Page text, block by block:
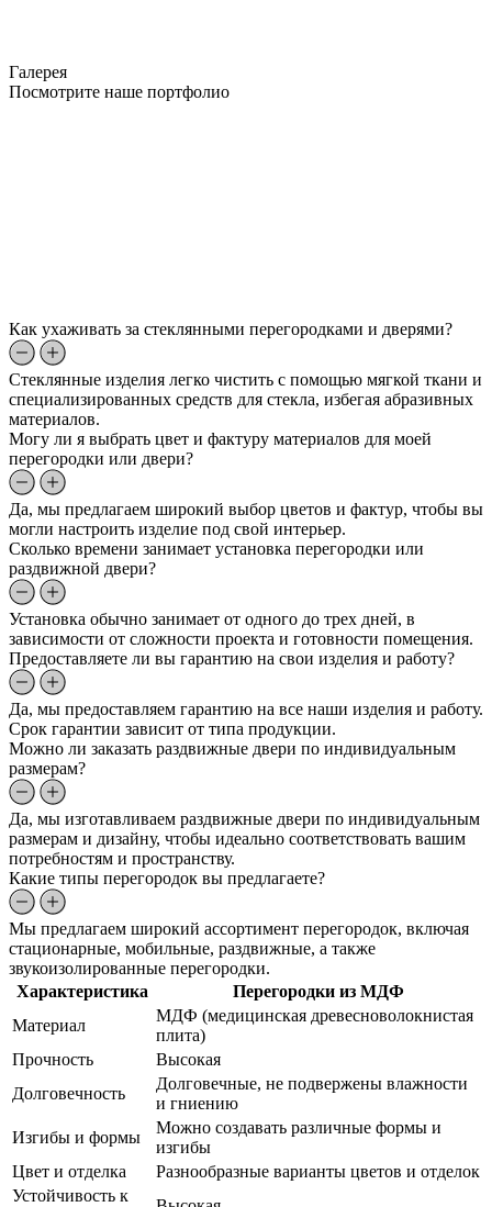
Галерея
Посмотрите наше портфолио
Как ухаживать за стеклянными перегородками и дверями?
Стеклянные изделия легко чистить с помощью мягкой ткани и
специализированных средств для стекла, избегая абразивных
материалов.
Могу ли я выбрать цвет и фактуру материалов для моей
перегородки или двери?
Да, мы предлагаем широкий выбор цветов и фактур, чтобы вы
могли настроить изделие под свой интерьер.
Сколько времени занимает установка перегородки или
раздвижной двери?
Установка обычно занимает от одного до трех дней, в
зависимости от сложности проекта и готовности помещения.
Предоставляете ли вы гарантию на свои изделия и работу?
Да, мы предоставляем гарантию на все наши изделия и работу.
Срок гарантии зависит от типа продукции.
Можно ли заказать раздвижные двери по индивидуальным
размерам?
Да, мы изготавливаем раздвижные двери по индивидуальным
размерам и дизайну, чтобы идеально соответствовать вашим
потребностям и пространству.
Какие типы перегородок вы предлагаете?
Мы предлагаем широкий ассортимент перегородок, включая
стационарные, мобильные, раздвижные, а также
звукоизолированные перегородки.
Характеристика
Перегородки из МДФ
Материал
МДФ (медицинская древесноволокнистая
плита)
Прочность
Высокая
Долговечность
Долговечные, не подвержены влажности
и гниению
Изгибы и формы
Можно создавать различные формы и
изгибы
Цвет и отделка
Разнообразные варианты цветов и отделок
Устойчивость к